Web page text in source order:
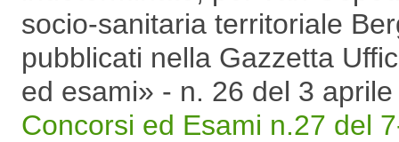
socio-sanitaria territoriale
pubblicati nella Gazzetta
ed esami» - n. 26 del 3
Concorsi ed Esami n.27 del